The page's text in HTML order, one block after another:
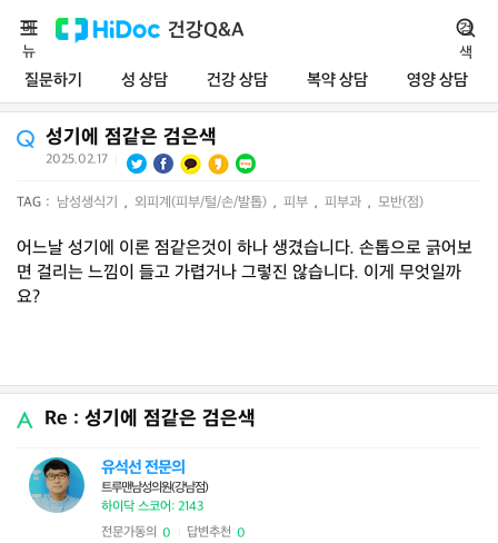
건강Q&A
질문하기 성 상담 건강 상담 복약 상담 영양 상담
메
뉴
검
색
성기에 점같은 검은색
2025.02.17
TAG : 남성생식기 , 외피계(피부/털/손/발톱) , 피부 , 피부과 , 모반(점)
어느날 성기에 이론 점같은것이 하나 생겼습니다. 손톱으로 긁어보
면 걸리는 느낌이 들고 가렵거나 그렇진 않습니다. 이게 무엇일까
요?
Re : 성기에 점같은 검은색
유석선 전문의
트루맨남성의원(강남점)
하이닥 스코어: 2143
전문가동의 0 답변추천 0